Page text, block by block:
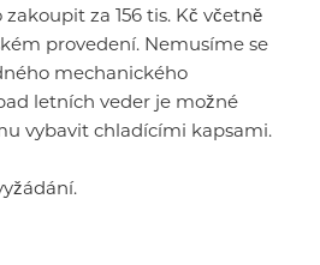
za 156 tis. Kč včetně
provedení. Nemusíme se
mechanického
letních veder je možné
vybavit chladícími kapsami.